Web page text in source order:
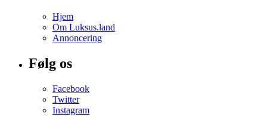
Hjem
Om Luksus.land
Annoncering
Følg os
Facebook
Twitter
Instagram